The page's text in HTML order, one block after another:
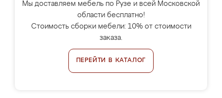
Мы доставляем мебель по Рузе и всей Московской
области бесплатно!
Стоимость сборки мебели: 10% от стоимости
заказа.
ПЕРЕЙТИ В КАТАЛОГ